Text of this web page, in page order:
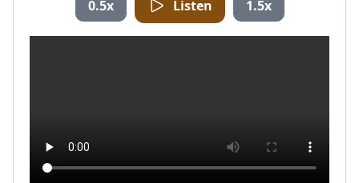
0.5x Listen 1.5x